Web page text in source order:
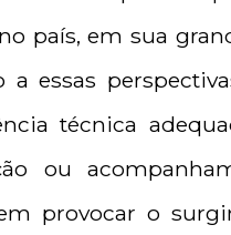
país, em sua
essas
técnica
ou
provocar o